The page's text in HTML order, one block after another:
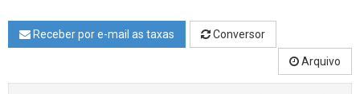
Receber por e-mail as taxas Conversor
Arquivo